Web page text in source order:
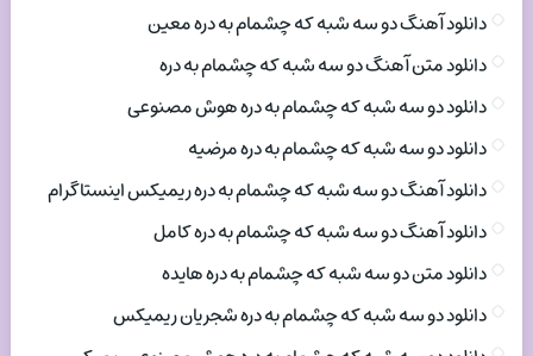
دانلود آهنگ دو سه شبه که چشمام به دره معین
دانلود متن آهنگ دو سه شبه که چشمام به دره
دانلود دو سه شبه که چشمام به دره هوش مصنوعی
دانلود دو سه شبه که چشمام به دره مرضیه
دانلود آهنگ دو سه شبه که چشمام به دره ریمیکس اینستاگرام
دانلود آهنگ دو سه شبه که چشمام به دره کامل
دانلود متن دو سه شبه که چشمام به دره هایده
دانلود دو سه شبه که چشمام به دره شجریان ریمیکس